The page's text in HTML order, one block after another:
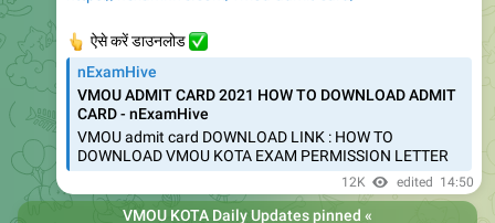
Download Vmou June 2021 Phase -2 Admit card ,
https://nexamhive.com/vmou-kota-exam-time-table/